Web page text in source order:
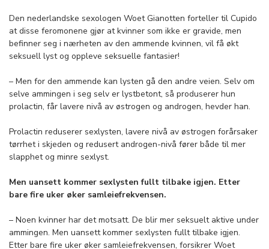
Den nederlandske sexologen Woet Gianotten forteller til Cupido
at disse feromonene gjør at kvinner som ikke er gravide, men
befinner seg i nærheten av den ammende kvinnen, vil få økt
seksuell lyst og oppleve seksuelle fantasier!
– Men for den ammende kan lysten gå den andre veien. Selv om
selve ammingen i seg selv er lystbetont, så produserer hun
prolactin, får lavere nivå av østrogen og androgen, hevder han.
Prolactin reduserer sexlysten, lavere nivå av østrogen forårsaker
tørrhet i skjeden og redusert androgen-nivå fører både til mer
slapphet og minre sexlyst.
Men uansett kommer sexlysten fullt tilbake igjen. Etter
bare fire uker øker samleiefrekvensen.
– Noen kvinner har det motsatt. De blir mer seksuelt aktive under
ammingen. Men uansett kommer sexlysten fullt tilbake igjen.
Etter bare fire uker øker samleiefrekvensen, forsikrer Woet